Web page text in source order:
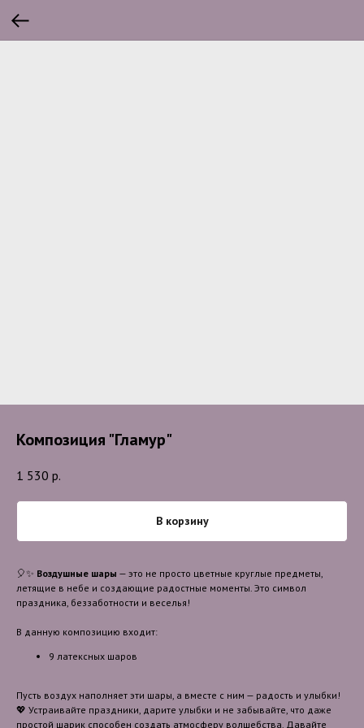
Композиция "Гламур"
1 530 р.
В корзину
🎈✨ Воздушные шары — это не просто цветные круглые предметы,
летящие в небе и создающие радостные моменты. Это символ
праздника, беззаботности и веселья!
В данную композицию входит:
9 латексных шаров
Пусть воздух наполняет эти шары, а вместе с ним — радость и улыбки!
💖 Устраивайте праздники, дарите улыбки и не забывайте, что даже
простой шарик способен создать атмосферу волшебства. Давайте